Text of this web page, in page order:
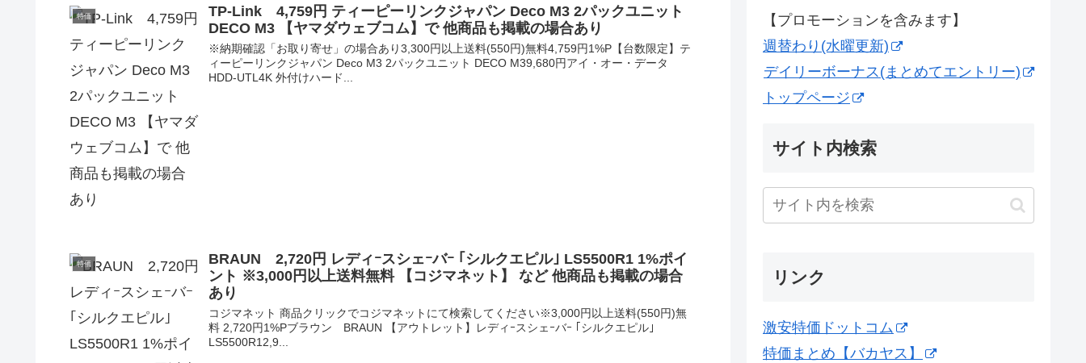
特価
TP-Link 4,759円 ティーピーリンクジャパン Deco M3 2パックユニット
DECO M3 【ヤマダウェブコム】で 他商品も掲載の場合あり
※納期確認「お取り寄せ」の場合あり3,300円以上送料(550円)無料4,759円1%P【台数限定】テ
ィーピーリンクジャパン Deco M3 2パックユニット DECO M39,680円アイ・オー・データ
HDD-UTL4K 外付けハード...
特価
BRAUN 2,720円 レディｰスシェｰバｰ ｢シルクエピル｣ LS5500R1 1%ポイ
ント ※3,000円以上送料無料 【コジマネット】 など 他商品も掲載の場合
あり
コジマネット 商品クリックでコジマネットにて検索してください※3,000円以上送料(550円)無
料 2,720円1%Pブラウン BRAUN 【アウトレット】レディｰスシェｰバｰ ｢シルクエピル｣
LS5500R12,9...
【プロモーションを含みます】
週替わり(水曜更新)
デイリーボーナス(まとめてエントリー)
トップページ
サイト内検索
リンク
激安特価ドットコム
特価まとめ【バカヤス】